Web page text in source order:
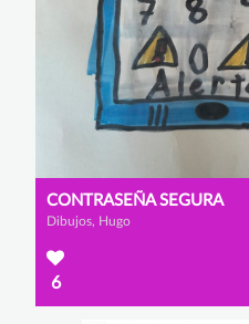
CONTRASEÑA SEGURA
Dibujos, Hugo
6